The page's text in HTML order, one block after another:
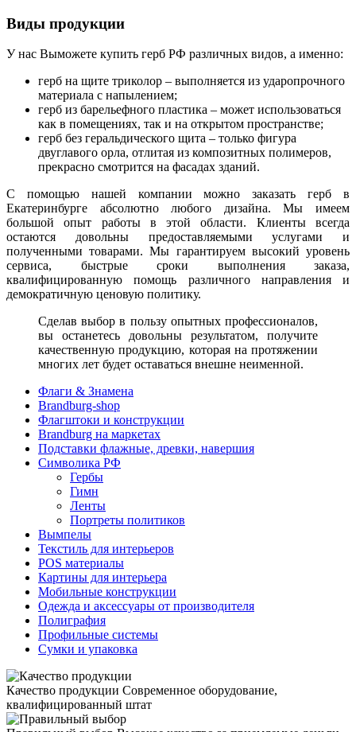
Виды продукции
У нас Выможете купить герб РФ различных видов, а именно:
герб на щите триколор – выполняется из ударопрочного
материала с напылением;
герб из барельефного пластика – может использоваться
как в помещениях, так и на открытом пространстве;
герб без геральдического щита – только фигура
двуглавого орла, отлитая из композитных полимеров,
прекрасно смотрится на фасадах зданий.
С помощью нашей компании можно заказать герб в
Екатеринбурге абсолютно любого дизайна. Мы имеем
большой опыт работы в этой области. Клиенты всегда
остаются довольны предоставляемыми услугами и
полученными товарами. Мы гарантируем высокий уровень
сервиса, быстрые сроки выполнения заказа,
квалифицированную помощь различного направления и
демократичную ценовую политику.
Сделав выбор в пользу опытных профессионалов,
вы останетесь довольны результатом, получите
качественную продукцию, которая на протяжении
многих лет будет оставаться внешне неименной.
Флаги & Знамена
Brandburg-shop
Флагштоки и конструкции
Brandburg на маркетах
Подставки флажные, древки, навершия
Символика РФ
Гербы
Гимн
Ленты
Портреты политиков
Вымпелы
Текстиль для интерьеров
POS материалы
Картины для интерьера
Мобильные конструкции
Одежда и аксессуары от производителя
Полиграфия
Профильные системы
Сумки и упаковка
Качество продукции Современное оборудование,
квалифицированный штат